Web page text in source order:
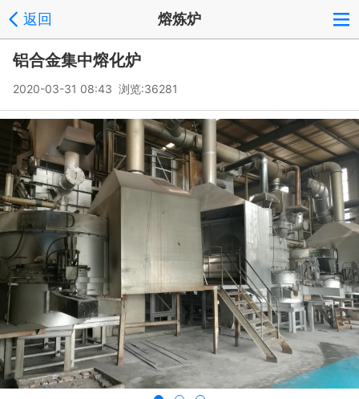
返回 熔炼炉
铝合金集中熔化炉
2020-03-31 08:43 浏览:36281